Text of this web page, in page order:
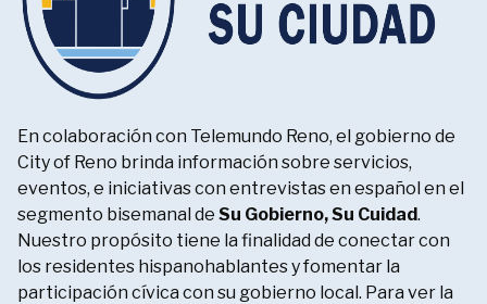
En colaboración con Telemundo Reno, el gobierno de
City of Reno brinda información sobre servicios,
eventos, e iniciativas con entrevistas en español en el
segmento bisemanal de Su Gobierno, Su Cuidad.
Nuestro propósito tiene la finalidad de conectar con
los residentes hispanohablantes y fomentar la
participación cívica con su gobierno local. Para ver la